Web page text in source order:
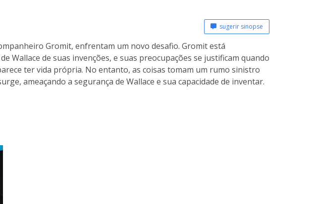
sugerir sinopse
Gromit, enfrentam um novo desafio. Gromit está
Wallace de suas invenções, e suas preocupações se justificam quando
ter vida própria. No entanto, as coisas tomam um rumo sinistro
ameaçando a segurança de Wallace e sua capacidade de inventar.